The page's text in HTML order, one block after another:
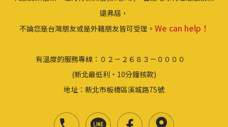
遠弗屆，
不論您是台灣朋友或是外籍朋友皆可受理。 We can help！
有溫度的服務專線：０２－２６８３－００００
(新北最低利‧10分鐘核款)
地址：新北市板橋區溪城路75號